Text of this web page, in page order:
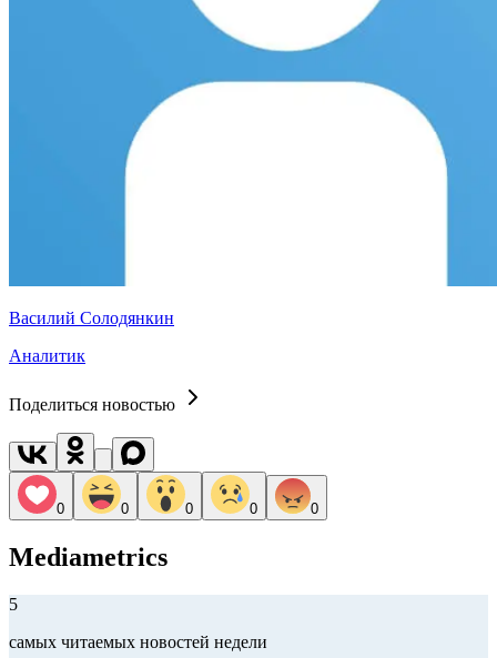
Василий Солодянкин
Аналитик
Поделиться новостью
0 0 0 0 0
Mediametrics
5
самых читаемых новостей недели